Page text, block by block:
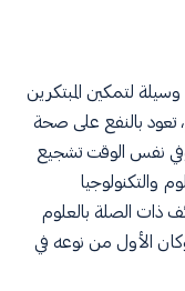
لتمكين المبتكرين
تعود بالنفع على صحة
وفي نفس الوقت تشجيع
والتكنولوجيا
ذات الصلة بالعلوم
الأول من نوعه في